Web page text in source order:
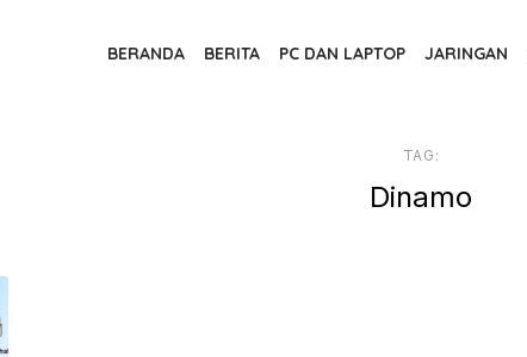
BERANDA BERITA PC DAN LAPTOP JARINGAN
TAG:
Dinamo